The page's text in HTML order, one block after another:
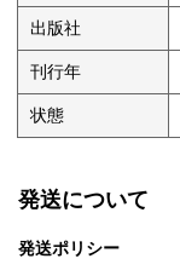
出版社
刊行年
状態
発送について
発送ポリシー